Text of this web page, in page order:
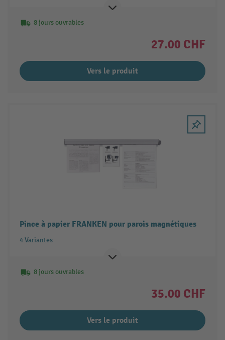
8 jours ouvrables
27.00 CHF
Vers le produit
Pince à papier FRANKEN pour parois magnétiques
4 Variantes
8 jours ouvrables
35.00 CHF
Vers le produit